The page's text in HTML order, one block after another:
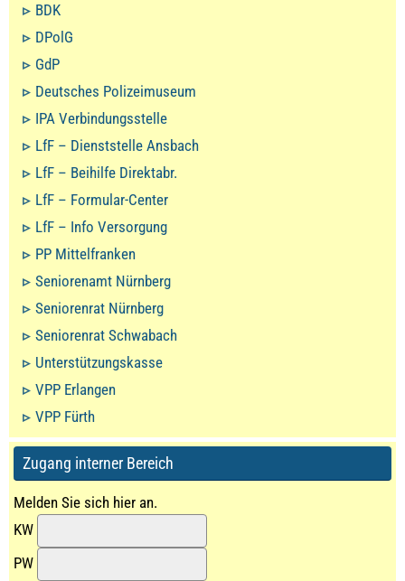
BDK
DPolG
GdP
Deutsches Polizeimuseum
IPA Verbindungsstelle
LfF – Dienststelle Ansbach
LfF – Beihilfe Direktabr.
LfF – Formular-Center
LfF – Info Versorgung
PP Mittelfranken
Seniorenamt Nürnberg
Seniorenrat Nürnberg
Seniorenrat Schwabach
Unterstützungskasse
VPP Erlangen
VPP Fürth
Zugang interner Bereich
Melden Sie sich hier an.
KW
PW